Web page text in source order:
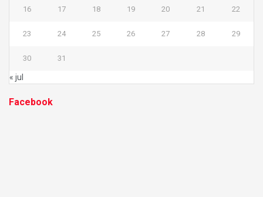
16 17 18 19 20 21 22
23 24 25 26 27 28 29
30 31
« jul
Facebook